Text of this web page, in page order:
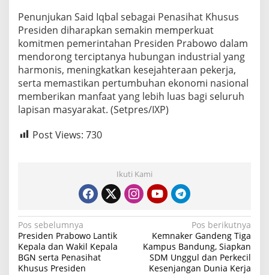
Penunjukan Said Iqbal sebagai Penasihat Khusus
Presiden diharapkan semakin memperkuat
komitmen pemerintahan Presiden Prabowo dalam
mendorong terciptanya hubungan industrial yang
harmonis, meningkatkan kesejahteraan pekerja,
serta memastikan pertumbuhan ekonomi nasional
memberikan manfaat yang lebih luas bagi seluruh
lapisan masyarakat. (Setpres/IXP)
Post Views: 730
Ikuti Kami
N
a
v
Pos sebelumnya
Presiden Prabowo Lantik
Kepala dan Wakil Kepala
BGN serta Penasihat
Khusus Presiden
Pos berikutnya
Kemnaker Gandeng Tiga
Kampus Bandung, Siapkan
SDM Unggul dan Perkecil
Kesenjangan Dunia Kerja